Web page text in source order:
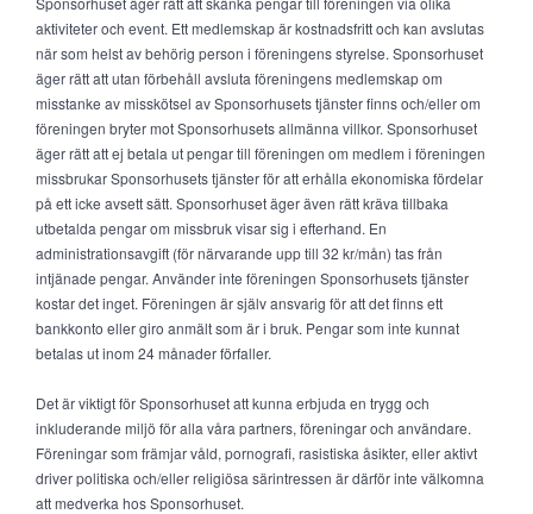
aktiviteter och event. Ett medlemskap är kostnadsfritt och kan avslutas
när som helst av behörig person i föreningens styrelse. Sponsorhuset
äger rätt att utan förbehåll avsluta föreningens medlemskap om
misstanke av misskötsel av Sponsorhusets tjänster finns och/eller om
föreningen bryter mot Sponsorhusets allmänna villkor. Sponsorhuset
äger rätt att ej betala ut pengar till föreningen om medlem i föreningen
missbrukar Sponsorhusets tjänster för att erhålla ekonomiska fördelar
på ett icke avsett sätt. Sponsorhuset äger även rätt kräva tillbaka
utbetalda pengar om missbruk visar sig i efterhand. En
administrationsavgift (för närvarande upp till 32 kr/mån) tas från
intjänade pengar. Använder inte föreningen Sponsorhusets tjänster
kostar det inget. Föreningen är själv ansvarig för att det finns ett
bankkonto eller giro anmält som är i bruk. Pengar som inte kunnat
betalas ut inom 24 månader förfaller.
Det är viktigt för Sponsorhuset att kunna erbjuda en trygg och
inkluderande miljö för alla våra partners, föreningar och användare.
Föreningar som främjar våld, pornografi, rasistiska åsikter, eller aktivt
driver politiska och/eller religiösa särintressen är därför inte välkomna
att medverka hos Sponsorhuset.